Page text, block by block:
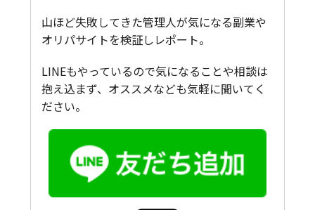
山ほど失敗してきた管理人が気になる副業や
オリパサイトを検証しレポート。
LINEもやっているので気になることや相談は
抱え込まず、オススメなども気軽に聞いてく
ださい。